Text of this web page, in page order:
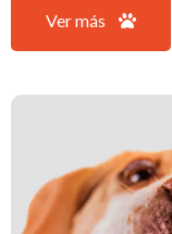
Ver más